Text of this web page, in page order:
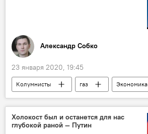
Александр Собко
23 января 2020, 19:45
Колумнисты газ
Экономика
США
прогноз
сланцы
Холокост был и останется для нас
глубокой раной — Путин